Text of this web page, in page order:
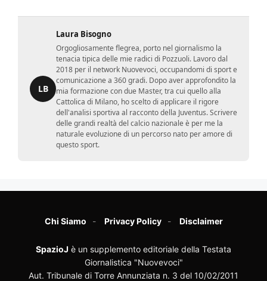
LB
Laura Bisogno
Orgogliosamente flegrea, porto nel giornalismo la
tenacia tipica delle mie radici di Pozzuoli. Lavoro dal
2018 per il network Nuovevoci, occupandomi di sport e
comunicazione a 360 gradi. Dopo aver approfondito la
mia formazione con due Master, tra cui quello alla
Cattolica di Milano, ho scelto di applicare il rigore
dell'analisi sportiva al racconto della Juventus. Scrivere
delle grandi realtà del calcio nazionale è per me la
naturale evoluzione di un percorso nato per amore di
questo sport.
Chi Siamo Privacy Policy Disclaimer
SpazioJ è un supplemento editoriale della Testata
Giornalistica "Nuovevoci"
Aut. Tribunale di Torre Annunziata n. 3 del 10/02/2011